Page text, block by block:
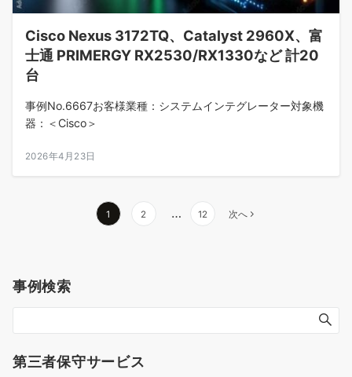
Cisco Nexus 3172TQ、Catalyst 2960X、富
士通 PRIMERGY RX2530/RX1330など 計20
台
事例No.6667お客様業種：システムインテグレーター対象機
器：＜Cisco＞
2026年4月23日
ビ
1 2 … 12 次へ
事例検索
第三者保守サービス